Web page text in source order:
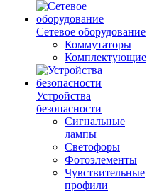
Сетевое оборудование
Коммутаторы
Комплектующие
Устройства
безопасности
Сигнальные
лампы
Светофоры
Фотоэлементы
Чувствительные
профили